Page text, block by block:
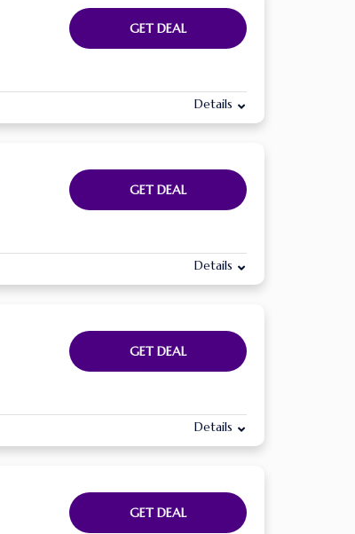
GET DEAL
Details
GET DEAL
Details
GET DEAL
Details
GET DEAL